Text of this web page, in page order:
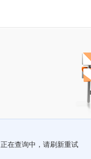
正在查询中，请刷新重试